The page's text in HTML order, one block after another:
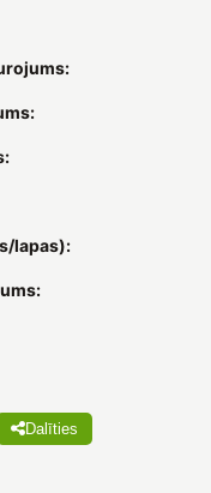
lapas):
Dalīties